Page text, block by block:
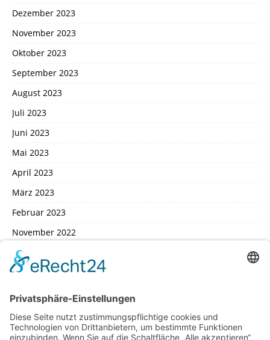
Dezember 2023
November 2023
Oktober 2023
September 2023
August 2023
Juli 2023
Juni 2023
Mai 2023
April 2023
März 2023
Februar 2023
November 2022
Oktober 2022
September 2022
August 2022
Juli 2022
Februar 2022